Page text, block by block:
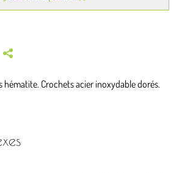
hématite. Crochets acier inoxydable dorés.